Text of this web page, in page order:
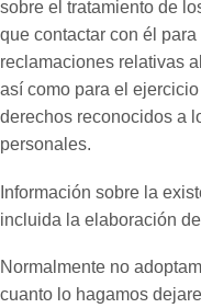
sobre el tratamiento de
que contactar con él para
reclamaciones relativas
así como para el
derechos reconocidos a
personales.
Información sobre la
incluida la elaboración
Normalmente no
cuanto lo hagamos